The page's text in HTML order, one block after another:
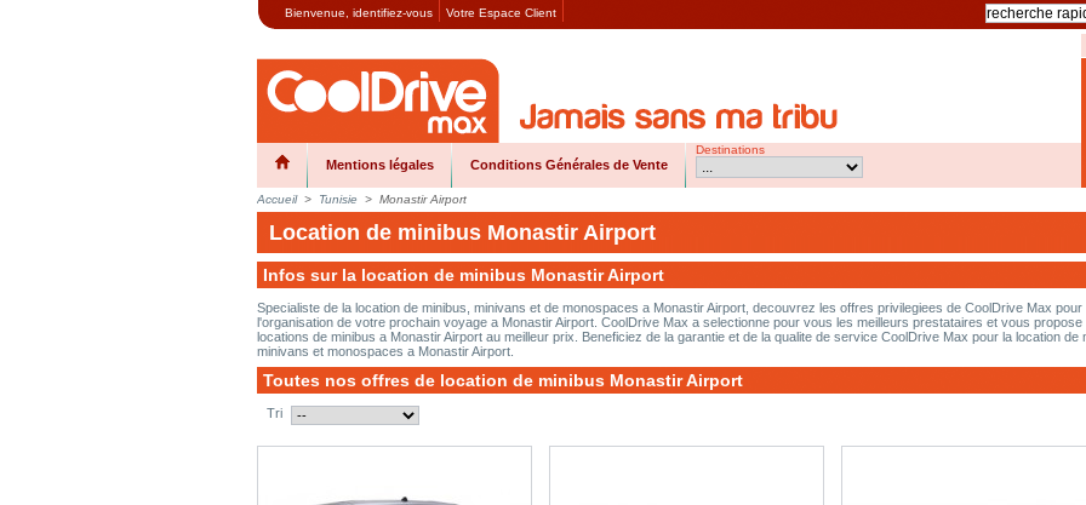
Bienvenue, identifiez-vous Votre Espace Client
Mentions légales Conditions Générales de Vente
Destinations
Accueil > Tunisie > Monastir Airport
Location de minibus Monastir Airport
Infos sur la location de minibus Monastir Airport
Specialiste de la location de minibus, minivans et de monospaces a Monastir Airport, decouvrez les offres privilegiees de CoolDrive Max pour
l'organisation de votre prochain voyage a Monastir Airport. CoolDrive Max a selectionne pour vous les meilleurs prestataires et vous propose
locations de minibus a Monastir Airport au meilleur prix. Beneficiez de la garantie et de la qualite de service CoolDrive Max pour la location de
minivans et monospaces a Monastir Airport.
Toutes nos offres de location de minibus Monastir Airport
Tri